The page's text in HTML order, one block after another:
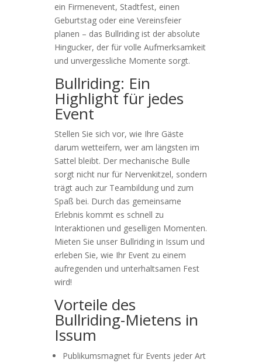
ein Firmenevent, Stadtfest, einen
Geburtstag oder eine Vereinsfeier
planen – das Bullriding ist der absolute
Hingucker, der für volle Aufmerksamkeit
und unvergessliche Momente sorgt.
Bullriding: Ein
Highlight für jedes
Event
Stellen Sie sich vor, wie Ihre Gäste
darum wetteifern, wer am längsten im
Sattel bleibt. Der mechanische Bulle
sorgt nicht nur für Nervenkitzel, sondern
trägt auch zur Teambildung und zum
Spaß bei. Durch das gemeinsame
Erlebnis kommt es schnell zu
Interaktionen und geselligen Momenten.
Mieten Sie unser Bullriding in Issum und
erleben Sie, wie Ihr Event zu einem
aufregenden und unterhaltsamen Fest
wird!
Vorteile des
Bullriding-Mietens in
Issum
Publikumsmagnet für Events jeder Art